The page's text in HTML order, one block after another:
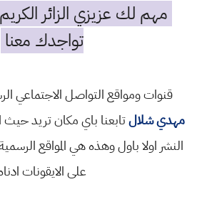
مهم لك عزيزي الزائر
تواجدك معنا
قنوات ومواقع التواصل الاجتماعي
مهدي شلالتابعنا باي مكان تريد حيث
النشر اولا باول وهذه هي المواقع
على الايقونات